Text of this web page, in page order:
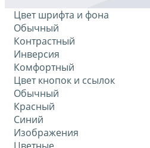
Цвет шрифта и фона
Обычный
Контрастный
Инверсия
Комфортный
Цвет кнопок и ссылок
Обычный
Красный
Синий
Изображения